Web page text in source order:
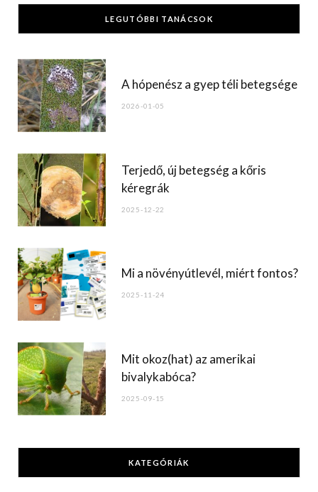
c
e
o
o
LEGUTÓBBI TANÁCSOK
A hópenész a gyep téli betegsége
2026-01-05
Terjedő, új betegség a kőris
kéregrák
2025-12-22
Mi a növényútlevél, miért fontos?
2025-11-24
Mit okoz(hat) az amerikai
bivalykabóca?
2025-09-15
KATEGÓRIÁK